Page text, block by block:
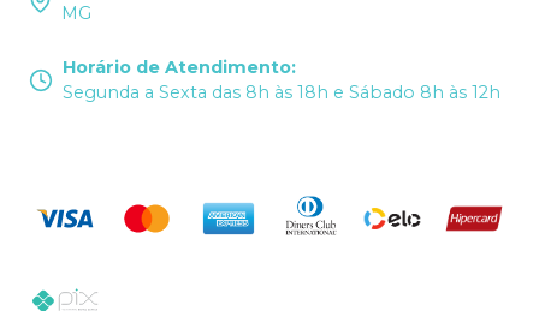
MG
Horário de Atendimento:
Segunda a Sexta das 8h às 18h e Sábado 8h às 12h